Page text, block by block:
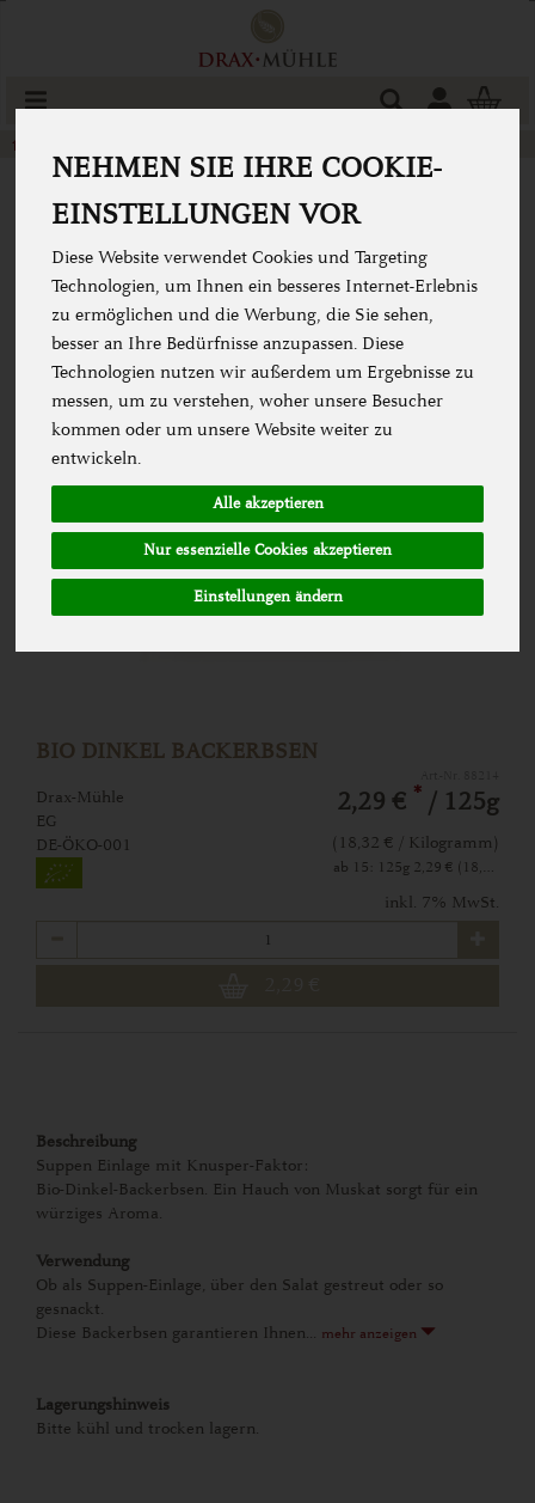
NEHMEN SIE IHRE COOKIE-
EINSTELLUNGEN VOR
Diese Website verwendet Cookies und Targeting
Technologien, um Ihnen ein besseres Internet-Erlebnis
zu ermöglichen und die Werbung, die Sie sehen,
besser an Ihre Bedürfnisse anzupassen. Diese
Technologien nutzen wir außerdem um Ergebnisse zu
messen, um zu verstehen, woher unsere Besucher
kommen oder um unsere Website weiter zu
entwickeln.
Alle akzeptieren
Nur essenzielle Cookies akzeptieren
Einstellungen ändern
Produkt
BIO DINKEL BACKERBSEN
Drax-Mühle
EG
DE-ÖKO-001
2,29 € * / 125g
(18,32 € / Kilogramm)
ab 15: 125g 2,29 € (18,32 € / Kilogramm)
inkl. 7% MwSt.
Beschreibung
Suppen Einlage mit Knusper-Faktor:
Bio-Dinkel-Backerbsen. Ein Hauch von Muskat sorgt für ein
würziges Aroma.
Verwendung
Ob als Suppen-Einlage, über den Salat gestreut oder so
gesnackt.
Diese Backerbsen garantieren Ihnen... mehr anzeigen
Lagerungshinweis
Bitte kühl und trocken lagern.